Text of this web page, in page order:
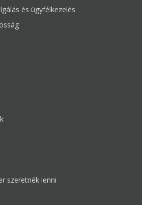
és ügyfélkezelés
szeretnék lenni